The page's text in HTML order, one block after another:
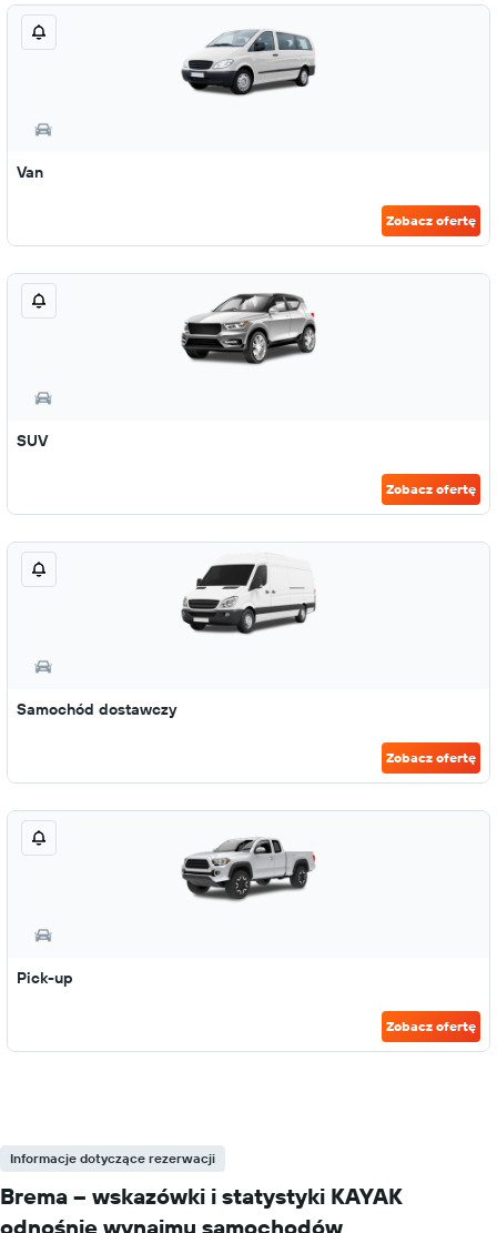
Van
Zobacz ofertę
SUV
Zobacz ofertę
Samochód dostawczy
Zobacz ofertę
Pick-up
Zobacz ofertę
Informacje dotyczące rezerwacji
Brema – wskazówki i statystyki KAYAK
odnośnie wynajmu samochodów